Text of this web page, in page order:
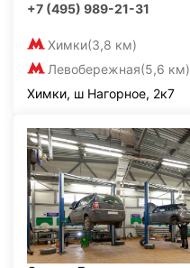
+7 (495) 989-21-31
Химки(3,8 км)
Левобережная(5,6 км)
Химки, ш Нагорное, 2к7